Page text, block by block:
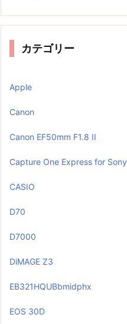
カテゴリー
Apple
Canon
Canon EF50mm F1.8 II
Capture One Express for Sony
CASIO
D70
D7000
DiMAGE Z3
EB321HQUBbmidphx
EOS 30D